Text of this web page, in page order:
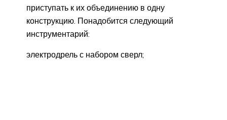
приступать к их объединению в одну
конструкцию. Понадобится следующий
инструментарий:
электродрель с набором сверл;